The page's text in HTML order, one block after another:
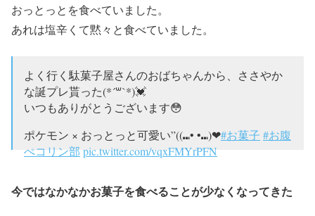
おっとっとを食べていました。
あれは塩辛くて黙々と食べていました。
よく行く駄菓子屋さんのおばちゃんから、ささやか
な誕プレ貰った(*´꒳`*)💓
いつもありがとうございます😳
ポケモン × おっとっと可愛い”((⑉• •⑉)❤︎#お菓子 #お腹
ぺコリン部 pic.twitter.com/vqxFMYrPFN
日
今ではなかなかお菓子を食べることが少なくなってきた